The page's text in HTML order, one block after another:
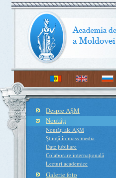
Despre AŞM
Noutăţi
Noutăţi ale AŞM
Ştiinţă în mass-media
Date jubiliare
Colaborare internaţională
Lecturi academice
Galerie foto